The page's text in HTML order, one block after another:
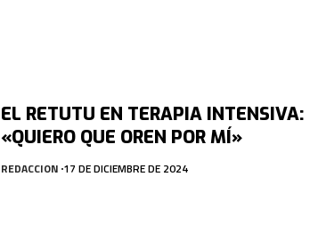
EL RETUTU EN TERAPIA INTENSIVA:
«QUIERO QUE OREN POR MÍ»
REDACCION 17 DE DICIEMBRE DE 2024